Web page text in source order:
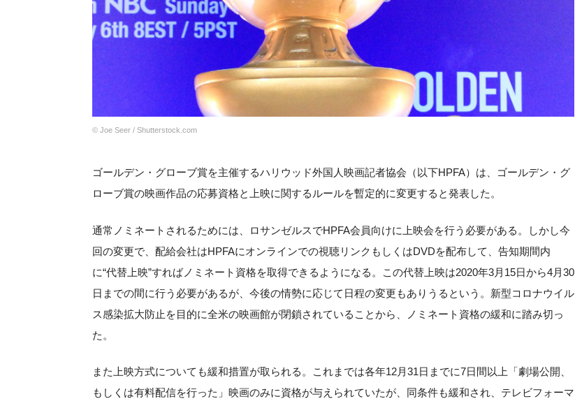
©︎ Joe Seer / Shutterstock.com
ゴールデン・グローブ賞を主催するハリウッド外国人映画記者協会（以下HPFA）は、ゴールデン・グ
ローブ賞の映画作品の応募資格と上映に関するルールを暫定的に変更すると発表した。
通常ノミネートされるためには、ロサンゼルスでHPFA会員向けに上映会を行う必要がある。しかし今
回の変更で、配給会社はHPFAにオンラインでの視聴リンクもしくはDVDを配布して、告知期間内
に“代替上映”すればノミネート資格を取得できるようになる。この代替上映は2020年3月15日から4月30
日までの間に行う必要があるが、今後の情勢に応じて日程の変更もありうるという。新型コロナウイル
ス感染拡大防止を目的に全米の映画館が閉鎖されていることから、ノミネート資格の緩和に踏み切っ
た。
また上映方式についても緩和措置が取られる。これまでは各年12月31日までに7日間以上「劇場公開、
もしくは有料配信を行った」映画のみに資格が与えられていたが、同条件も緩和され、テレビフォーマ